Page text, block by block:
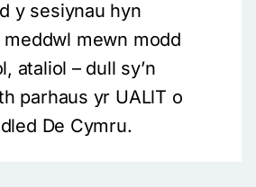
y sesiynau hyn
mewn modd
ataliol – dull sy’n
parhaus yr UALlT o
De Cymru.